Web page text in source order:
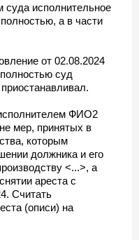
исполнительное
а в части
от 02.08.2024
суд
ФИО2
мер, принятых в
которым
должника и его
<...>, а
ареста с
Считать
(описи) на